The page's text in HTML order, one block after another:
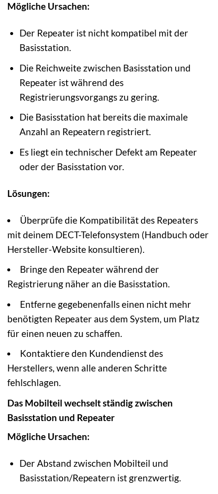
Mögliche Ursachen:
Der Repeater ist nicht kompatibel mit der
Basisstation.
Die Reichweite zwischen Basisstation und
Repeater ist während des
Registrierungsvorgangs zu gering.
Die Basisstation hat bereits die maximale
Anzahl an Repeatern registriert.
Es liegt ein technischer Defekt am Repeater
oder der Basisstation vor.
Lösungen:
Überprüfe die Kompatibilität des Repeaters
mit deinem DECT-Telefonsystem (Handbuch oder
Hersteller-Website konsultieren).
Bringe den Repeater während der
Registrierung näher an die Basisstation.
Entferne gegebenenfalls einen nicht mehr
benötigten Repeater aus dem System, um Platz
für einen neuen zu schaffen.
Kontaktiere den Kundendienst des
Herstellers, wenn alle anderen Schritte
fehlschlagen.
Das Mobilteil wechselt ständig zwischen
Basisstation und Repeater
Mögliche Ursachen:
Der Abstand zwischen Mobilteil und
Basisstation/Repeatern ist grenzwertig.